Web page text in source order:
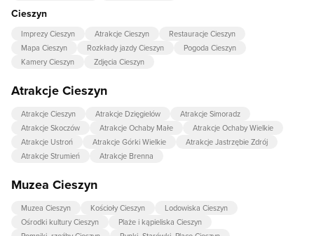
Cieszyn
Imprezy Cieszyn Atrakcje Cieszyn
Restauracje Cieszyn
Mapa Cieszyn
Rozkłady jazdy Cieszyn
Pogoda Cieszyn
Kamery Cieszyn
Zdjęcia Cieszyn
Atrakcje Cieszyn
Atrakcje Cieszyn Atrakcje Dzięgielów
Atrakcje Simoradz
Atrakcje Skoczów
Atrakcje Ochaby Małe
Atrakcje Ochaby Wielkie
Atrakcje Ustroń
Atrakcje Górki Wielkie
Atrakcje Jastrzębie Zdrój
Atrakcje Strumień
Atrakcje Brenna
Muzea Cieszyn
Muzea Cieszyn Kościoły Cieszyn
Lodowiska Cieszyn
Ośrodki kultury Cieszyn
Plaże i kąpieliska Cieszyn